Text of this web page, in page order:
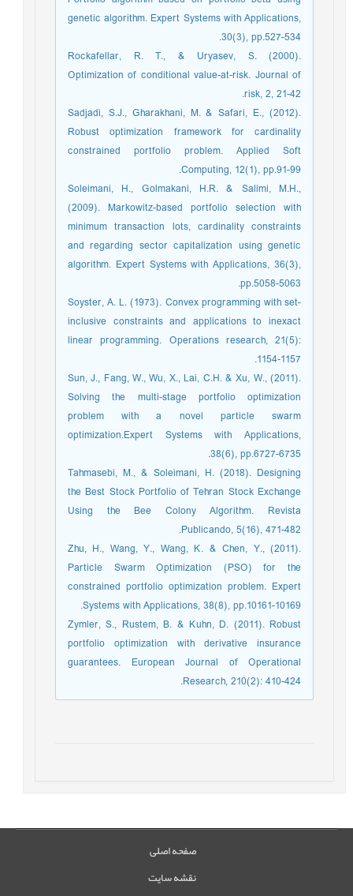
genetic algorithm. Expert Systems with Applications,
30(3), pp.527-534.
Rockafellar, R. T., & Uryasev, S. (2000).
Optimization of conditional value-at-risk. Journal of
risk, 2, 21-42.
Sadjadi, S.J., Gharakhani, M. & Safari, E., (2012).
Robust optimization framework for cardinality
constrained portfolio problem. Applied Soft
Computing, 12(1), pp.91-99.
Soleimani, H., Golmakani, H.R. & Salimi, M.H.,
(2009). Markowitz-based portfolio selection with
minimum transaction lots, cardinality constraints
and regarding sector capitalization using genetic
algorithm. Expert Systems with Applications, 36(3),
pp.5058-5063.
Soyster, A. L. (1973). Convex programming with set-
inclusive constraints and applications to inexact
linear programming. Operations research, 21(5):
1154-1157.‏
Sun, J., Fang, W., Wu, X., Lai, C.H. & Xu, W., (2011).
Solving the multi-stage portfolio optimization
problem with a novel particle swarm
optimization.Expert Systems with Applications,
38(6), pp.6727-6735.
Tahmasebi, M., & Soleimani, H. (2018). Designing
the Best Stock Portfolio of Tehran Stock Exchange
Using the Bee Colony Algorithm. Revista
Publicando, 5(16), 471-482.
Zhu, H., Wang, Y., Wang, K. & Chen, Y., (2011).
Particle Swarm Optimization (PSO) for the
constrained portfolio optimization problem. Expert
Systems with Applications, 38(8), pp.10161-10169.
Zymler, S., Rustem, B. & Kuhn, D. (2011). Robust
portfolio optimization with derivative insurance
guarantees. European Journal of Operational
Research, 210(2): 410-424.
صفحه اصلی
نقشه سایت